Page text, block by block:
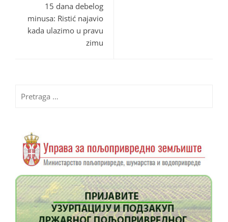
15 dana debelog
minusa: Ristić najavio
kada ulazimo u pravu
zimu
za: